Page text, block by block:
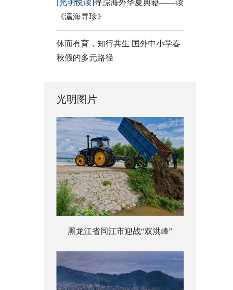
[光明悦读]寻踪海外华夏典籍——读
《瀛海寻珍》
休而有育，知行共生 国外中小学春
秋假的多元路径
光明图片
黑龙江省同江市迎战“双洪峰”